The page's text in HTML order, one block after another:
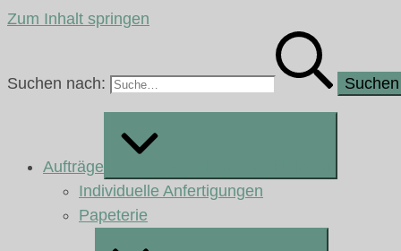
Zum Inhalt springen
Suchen nach:
Aufträge
Individuelle Anfertigungen
Papeterie